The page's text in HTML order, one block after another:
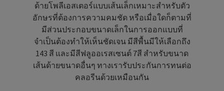
ด้ายโพลีเอสเตอร์แบบเส้นเล็กเหมาะสำหรับตัว
อักษรที่ต้องการความคมชัด หรือเมื่อใดก็ตามที่
มีส่วนประกอบขนาดเล็กในการออกแบบที่
จำเป็นต้องทำให้เห็นชัดเจน มีสีพื้นมีให้เลือกถึง
143 สี และมีสีฟลูออเรสเซนต์ 7สี สำหรับขนาด
เส้นด้ายขนาดอื่นๆ ทางเรารับประกันการทนต่อ
คลอรีนด้วยเหมือนกัน